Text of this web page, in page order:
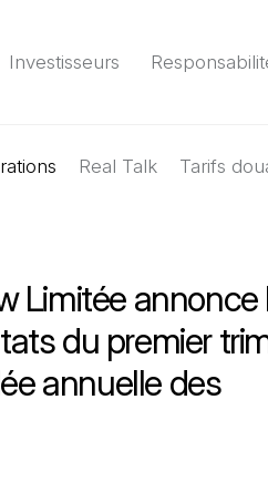
(Il
Investisseurs
Gouvernance
Real Talk Tarifs
Limitée annonce
du premier
annuelle des